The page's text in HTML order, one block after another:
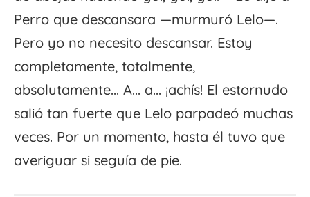
Perro que descansara —murmuró Lelo—.
Pero yo no necesito descansar. Estoy
completamente, totalmente,
absolutamente... A... a... ¡achís! El estornudo
salió tan fuerte que Lelo parpadeó muchas
veces. Por un momento, hasta él tuvo que
averiguar si seguía de pie.